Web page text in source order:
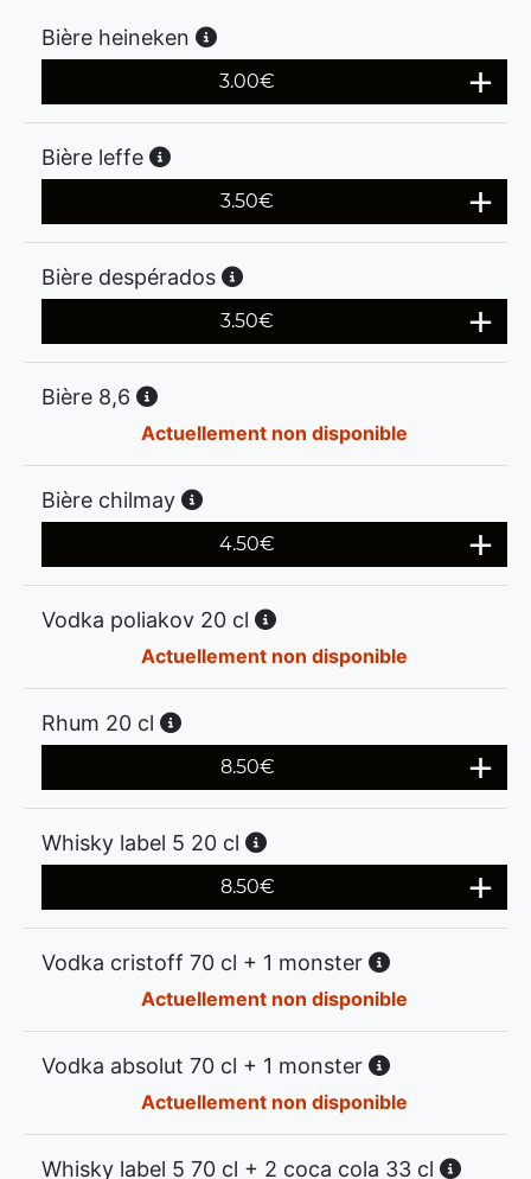
Bière heineken
3.00€
Bière leffe
3.50€
Bière despérados
3.50€
Bière 8,6
Actuellement non disponible
Bière chilmay
4.50€
Vodka poliakov 20 cl
Actuellement non disponible
Rhum 20 cl
8.50€
Whisky label 5 20 cl
8.50€
Vodka cristoff 70 cl + 1 monster
Actuellement non disponible
Vodka absolut 70 cl + 1 monster
Actuellement non disponible
Whisky label 5 70 cl + 2 coca cola 33 cl